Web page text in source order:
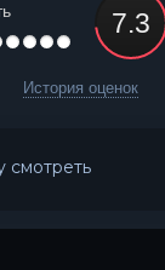
История оценок
смотреть